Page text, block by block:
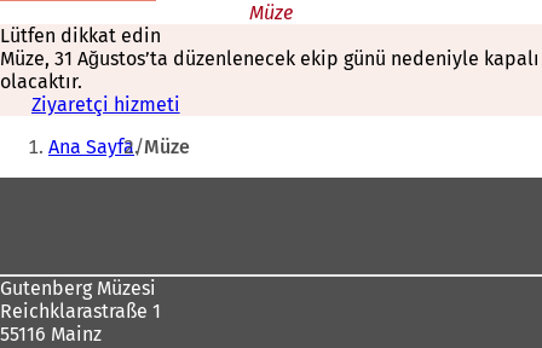
Müze
Lütfen dikkat edin
Müze, 31 Ağustos’ta düzenlenecek ekip günü nedeniyle kapalı
olacaktır.
Ziyaretçi hizmeti
Buradasınız:
Ana Sayfa Müze
Gutenberg Müzesi
Reichklarastraße 1
55116 Mainz